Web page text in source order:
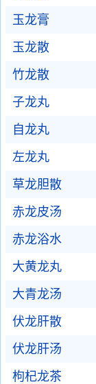
玉龙膏
玉龙散
竹龙散
子龙丸
自龙丸
左龙丸
草龙胆散
赤龙皮汤
赤龙浴水
大黄龙丸
大青龙汤
伏龙肝散
伏龙肝汤
枸杞龙茶